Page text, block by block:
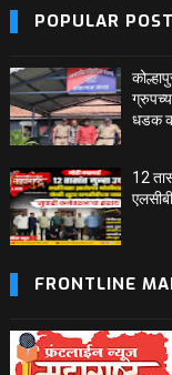
POPULAR
धडक
12
FRONTLINE